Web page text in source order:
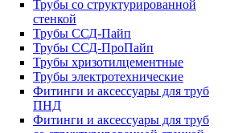
Трубы со структурированной
стенкой
Трубы ССД-Пайп
Трубы ССД-ПроПайп
Трубы хризотилцементные
Трубы электротехнические
Фитинги и аксессуары для труб
ПНД
Фитинги и аксессуары для труб